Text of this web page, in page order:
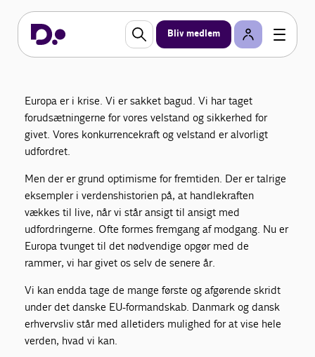
Bliv medlem
Europa er i krise. Vi er sakket bagud. Vi har taget
forudsætningerne for vores velstand og sikkerhed for
givet. Vores konkurrencekraft og velstand er alvorligt
udfordret.
Men der er grund optimisme for fremtiden. Der er talrige
eksempler i verdenshistorien på, at handlekraften
vækkes til live, når vi står ansigt til ansigt med
udfordringerne. Ofte formes fremgang af modgang. Nu er
Europa tvunget til det nødvendige opgør med de
rammer, vi har givet os selv de senere år.
Vi kan endda tage de mange første og afgørende skridt
under det danske EU-formandskab. Danmark og dansk
erhvervsliv står med alletiders mulighed for at vise hele
verden, hvad vi kan.